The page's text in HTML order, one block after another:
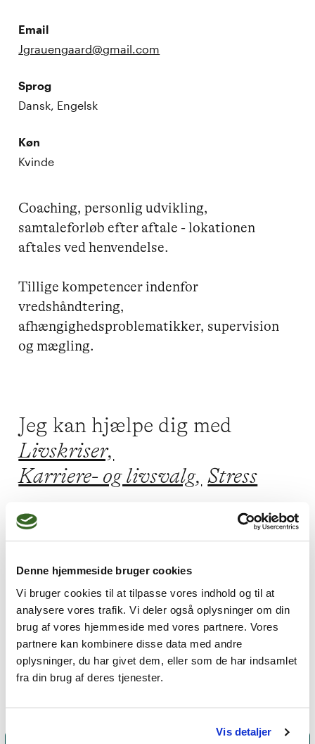
Denne hjemmeside bruger cookies
Vi bruger cookies til at tilpasse vores indhold og til at
analysere vores trafik. Vi deler også oplysninger om din
brug af vores hjemmeside med vores partnere. Vores
partnere kan kombinere disse data med andre
oplysninger, du har givet dem, eller som de har indsamlet
fra din brug af deres tjenester.
Vis detaljer
Email
Jgrauengaard@gmail.com
Sprog
Dansk, Engelsk
Køn
Kvinde
Coaching, personlig udvikling,
samtaleforløb efter aftale - lokationen
aftales ved henvendelse.
Tillige kompetencer indenfor
vredshåndtering,
afhængighedsproblematikker, supervision
Jeg kan hjælpe dig med
Livskriser,
Karriere- og livsvalg, Stress
terapiformer
Kognitiv adfærdsterapi,
Acceptance and Commitment
Therapy (ACT)